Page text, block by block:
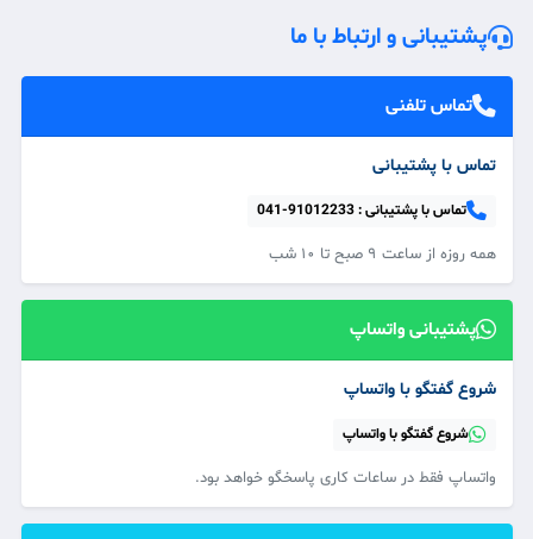
پشتیبانی و ارتباط با ما
تماس تلفنی
تماس با پشتیبانی
تماس با پشتیبانی :041-91012233
همه‌ روزه از ساعت ۹ صبح تا ۱۰ شب
پشتیبانی واتساپ
شروع گفتگو با واتساپ
شروع گفتگو با واتساپ
واتساپ فقط در ساعات کاری پاسخگو خواهد بود.